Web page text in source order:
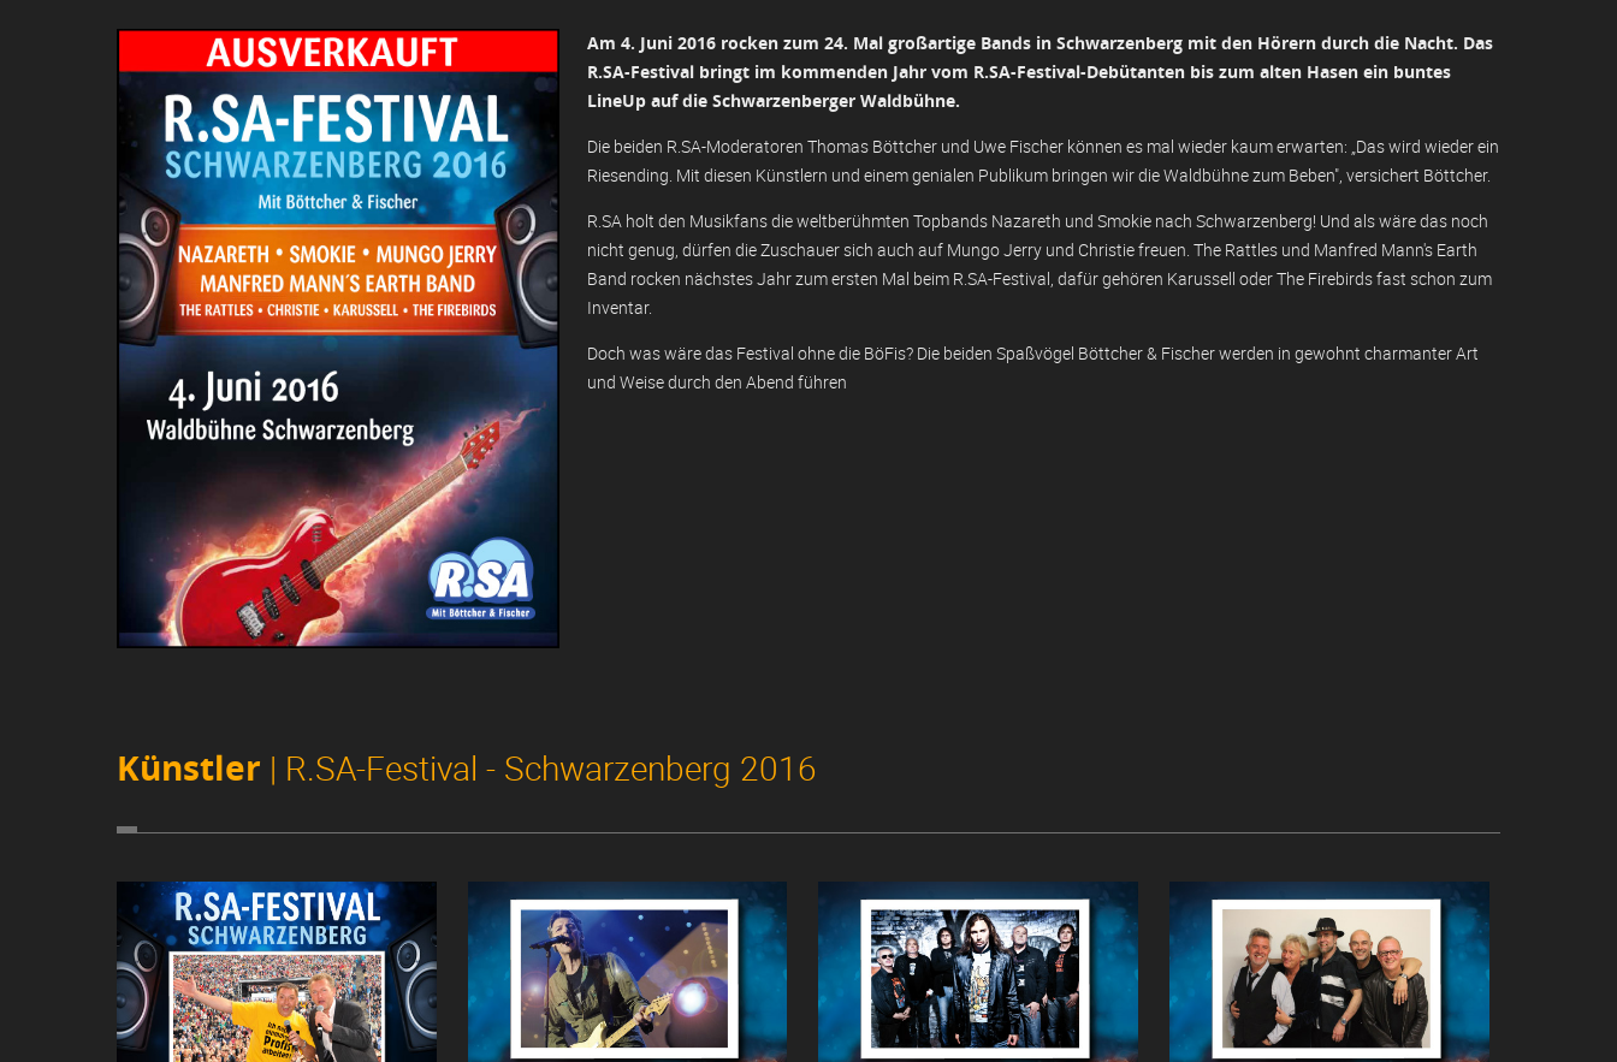
Am 4. Juni 2016 rocken zum 24. Mal großartige Bands in Schwarzenberg mit den Hörern durch die Nacht. Das
R.SA-Festival bringt im kommenden Jahr vom R.SA-Festival-Debütanten bis zum alten Hasen ein buntes
LineUp auf die Schwarzenberger Waldbühne.
Die beiden R.SA-Moderatoren Thomas Böttcher und Uwe Fischer können es mal wieder kaum erwarten: „Das wird wieder ein
Riesending. Mit diesen Künstlern und einem genialen Publikum bringen wir die Waldbühne zum Beben", versichert Böttcher.
R.SA holt den Musikfans die weltberühmten Topbands Nazareth und Smokie nach Schwarzenberg! Und als wäre das noch
nicht genug, dürfen die Zuschauer sich auch auf Mungo Jerry und Christie freuen. The Rattles und Manfred Mann's Earth
Band rocken nächstes Jahr zum ersten Mal beim R.SA-Festival, dafür gehören Karussell oder The Firebirds fast schon zum
Inventar.
Doch was wäre das Festival ohne die BöFis? Die beiden Spaßvögel Böttcher & Fischer werden in gewohnt charmanter Art
und Weise durch den Abend führen
Künstler | R.SA-Festival - Schwarzenberg 2016